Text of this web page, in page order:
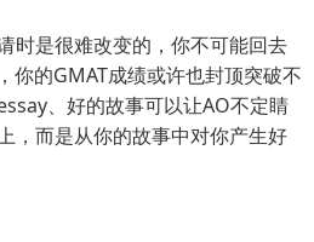
时是很难改变的，你不可能回去
你的GMAT成绩或许也封顶突破不
、好的故事可以让AO不定睛
，而是从你的故事中对你产生好